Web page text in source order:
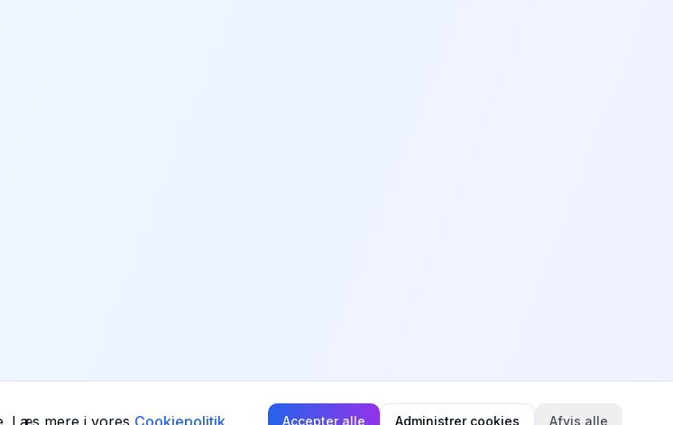
Læs mere i vores Cookiepolitik. Accepter alle Administrer cookies Afvis alle